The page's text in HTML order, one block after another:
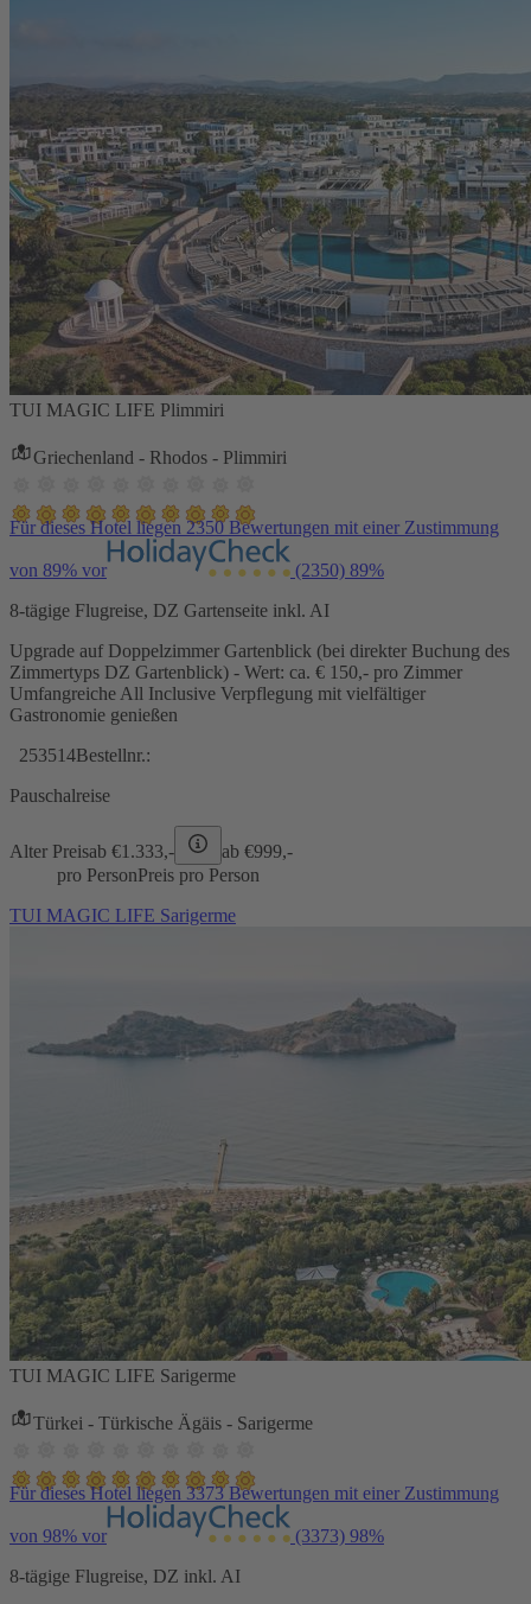
TUI MAGIC LIFE Plimmiri
Griechenland - Rhodos - Plimmiri
Für dieses Hotel liegen 2350 Bewertungen mit einer Zustimmung
von 89% vor (2350) 89%
8-tägige Flugreise, DZ Gartenseite inkl. AI
Upgrade auf Doppelzimmer Gartenblick (bei direkter Buchung des
Zimmertyps DZ Gartenblick) - Wert: ca. € 150,- pro Zimmer
Umfangreiche All Inclusive Verpflegung mit vielfältiger
Gastronomie genießen
253514Bestellnr.:
Pauschalreise
Alter Preisab €1.333,- ab €999,-
pro PersonPreis pro Person
TUI MAGIC LIFE Sarigerme
TUI MAGIC LIFE Sarigerme
Türkei - Türkische Ägäis - Sarigerme
Für dieses Hotel liegen 3373 Bewertungen mit einer Zustimmung
von 98% vor (3373) 98%
8-tägige Flugreise, DZ inkl. AI